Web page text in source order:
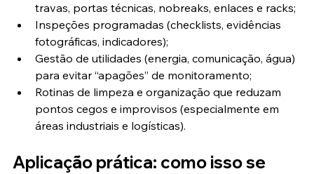
travas, portas técnicas, nobreaks, enlaces e racks;
Inspeções programadas (checklists, evidências
fotográficas, indicadores);
Gestão de utilidades (energia, comunicação, água)
para evitar “apagões” de monitoramento;
Rotinas de limpeza e organização que reduzam
pontos cegos e improvisos (especialmente em
áreas industriais e logísticas).
Aplicação prática: como isso se